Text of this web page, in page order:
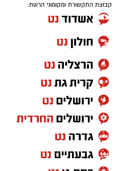
קבוצת התקשורת ומקומוני הרשת: